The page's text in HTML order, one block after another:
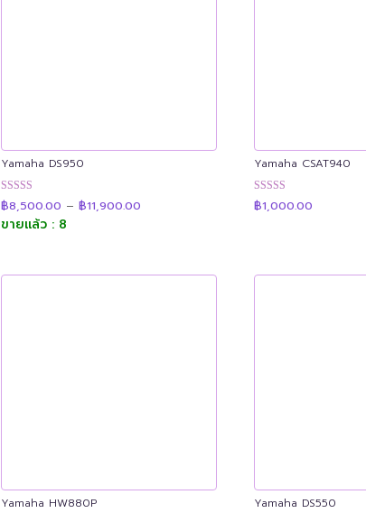
Yamaha DS950
ให้คะแนน
4.89
ตั้งแต่ 1-5
฿8,500.00 – ฿11,900.00range:
ขายแล้ว : 8
Yamaha CSAT940
ให้คะแนน
4.91
฿1,000.00
Yamaha HW880P Yamaha DS550